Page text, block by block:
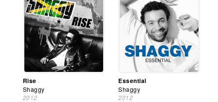
Rise
Shaggy
2012
Essential
Shaggy
2012